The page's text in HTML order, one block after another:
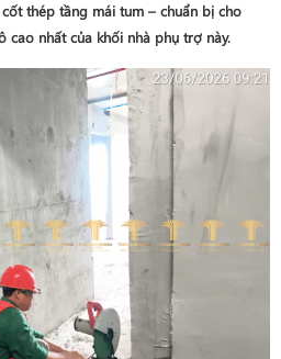
thép tầng mái tum – chuẩn bị cho
cao nhất của khối nhà phụ trợ này.